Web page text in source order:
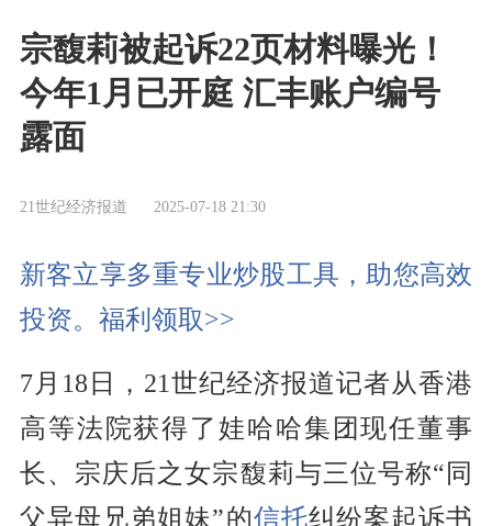
宗馥莉被起诉22页材料曝光！
今年1月已开庭 汇丰账户编号
露面
21世纪经济报道 2025-07-18 21:30
新客立享多重专业炒股工具，助您高效
投资。福利领取>>
7月18日，21世纪经济报道记者从香港
高等法院获得了娃哈哈集团现任董事
长、宗庆后之女宗馥莉与三位号称“同
父异母兄弟姐妹”的信托纠纷案起诉书